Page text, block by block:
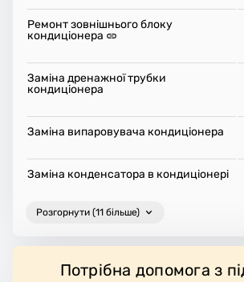
Ремонт зовнішнього блоку
кондиціонера
Заміна дренажної трубки
кондиціонера
Заміна випаровувача кондиціонера
Заміна конденсатора в кондиціонері
Розгорнути (11 більше)
Потрібна допомога з